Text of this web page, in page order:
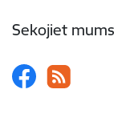
Sekojiet mums